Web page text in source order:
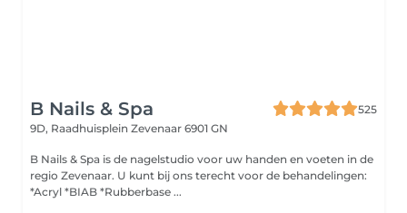
B Nails & Spa
525
9D, Raadhuisplein Zevenaar 6901 GN
B Nails & Spa is de nagelstudio voor uw handen en voeten in de
regio Zevenaar. U kunt bij ons terecht voor de behandelingen:
*Acryl *BIAB *Rubberbase ...